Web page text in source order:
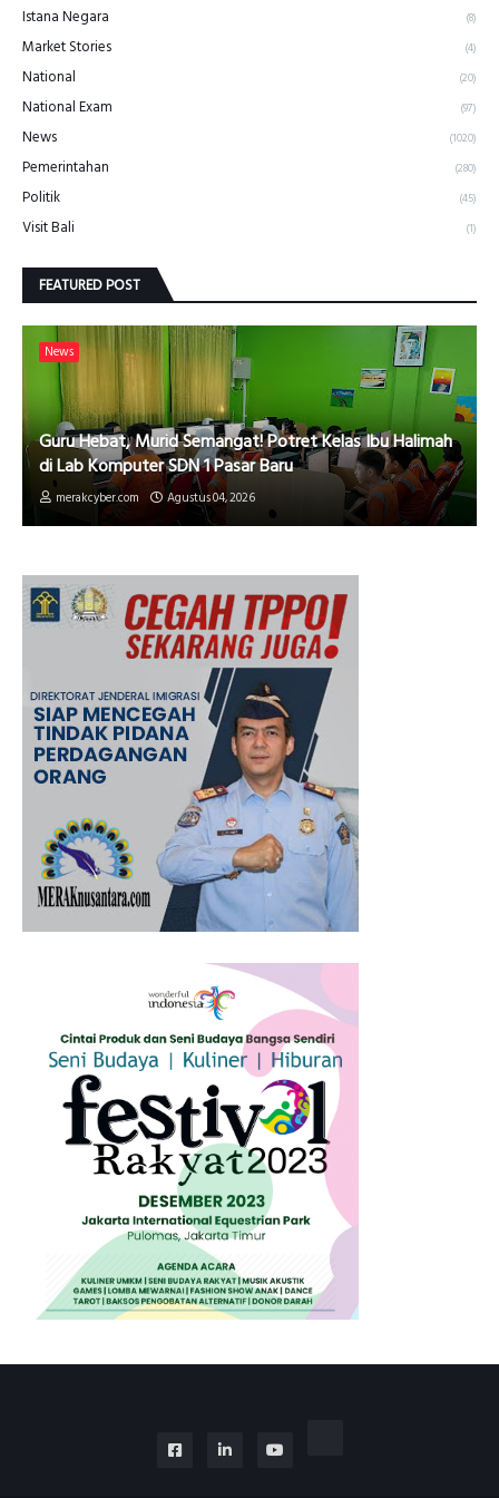
Istana Negara (8)
Market Stories (4)
National (20)
National Exam (97)
News (1020)
Pemerintahan (280)
Politik (45)
Visit Bali (1)
FEATURED POST
News
Guru Hebat, Murid Semangat! Potret Kelas Ibu Halimah
di Lab Komputer SDN 1 Pasar Baru
merakcyber.com Agustus 04, 2026